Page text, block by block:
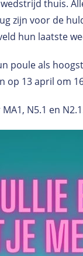
thuis.
zijn voor de
hun laatste
poule als
op 13 april om
N5.1 en